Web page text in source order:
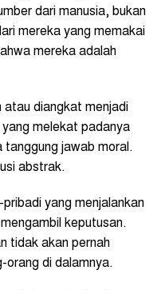
dari manusia, bukan
mereka yang memakai
mereka adalah
atau diangkat menjadi
melekat padanya
tanggung jawab moral.
abstrak.
pribadi yang menjalankan
keputusan.
tidak akan pernah
orang di dalamnya.